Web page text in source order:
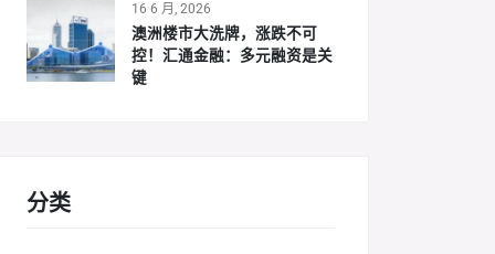
16 6 月, 2026
澳洲楼市大洗牌，涨跌不可
控！汇通金融：多元融资是关
键
分类